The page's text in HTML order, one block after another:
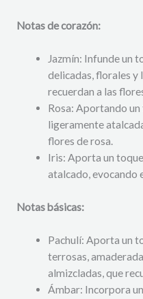
Notas de corazón:
Jazmín: Infunde un
delicadas, florales y
recuerdan a las
Rosa: Aportando
ligeramente
flores de rosa.
Iris: Aporta un
atalcado, evocando
Notas básicas:
Pachulí: Aporta un
terrosas,
almizcladas, que
Ámbar: Incorpora